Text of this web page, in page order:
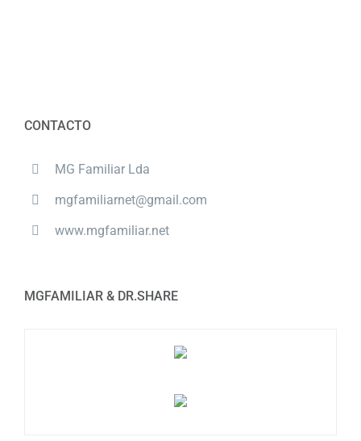
CONTACTO
MG Familiar Lda
mgfamiliarnet@gmail.com
www.mgfamiliar.net
MGFAMILIAR & DR.SHARE